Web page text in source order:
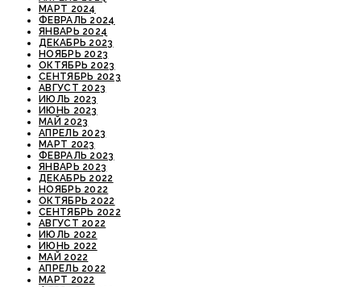
МАРТ 2024
ФЕВРАЛЬ 2024
ЯНВАРЬ 2024
ДЕКАБРЬ 2023
НОЯБРЬ 2023
ОКТЯБРЬ 2023
СЕНТЯБРЬ 2023
АВГУСТ 2023
ИЮЛЬ 2023
ИЮНЬ 2023
МАЙ 2023
АПРЕЛЬ 2023
МАРТ 2023
ФЕВРАЛЬ 2023
ЯНВАРЬ 2023
ДЕКАБРЬ 2022
НОЯБРЬ 2022
ОКТЯБРЬ 2022
СЕНТЯБРЬ 2022
АВГУСТ 2022
ИЮЛЬ 2022
ИЮНЬ 2022
МАЙ 2022
АПРЕЛЬ 2022
МАРТ 2022